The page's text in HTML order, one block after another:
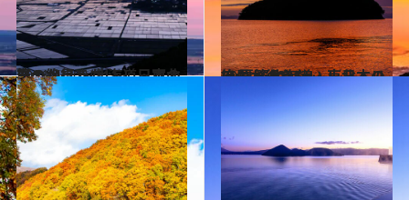
2021.4.30
いつか行きたい！ 日本の春の絶景 ～北海道・東北篇～
旅＆お出かけ 2021.8.9
いつか行きたい！ 日本の絶景 ～北海道・東北エリア 夏篇2021～
旅＆お出かけ